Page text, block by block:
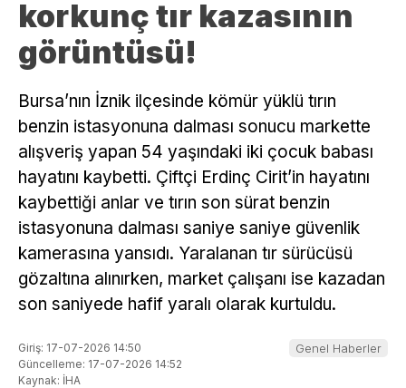
korkunç tır kazasının
görüntüsü!
Bursa’nın İznik ilçesinde kömür yüklü tırın
benzin istasyonuna dalması sonucu markette
alışveriş yapan 54 yaşındaki iki çocuk babası
hayatını kaybetti. Çiftçi Erdinç Cirit’in hayatını
kaybettiği anlar ve tırın son sürat benzin
istasyonuna dalması saniye saniye güvenlik
kamerasına yansıdı. Yaralanan tır sürücüsü
gözaltına alınırken, market çalışanı ise kazadan
son saniyede hafif yaralı olarak kurtuldu.
Giriş: 17-07-2026 14:50
Güncelleme: 17-07-2026 14:52
Kaynak: İHA
Genel Haberler